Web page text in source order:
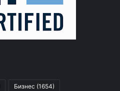
Бизнес (1654)